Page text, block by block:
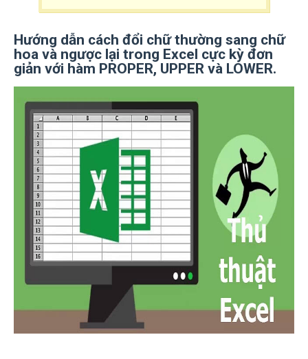
Hướng dẫn cách đổi chữ thường sang chữ
hoa và ngược lại trong Excel cực kỳ đơn
giản với hàm PROPER, UPPER và LOWER.